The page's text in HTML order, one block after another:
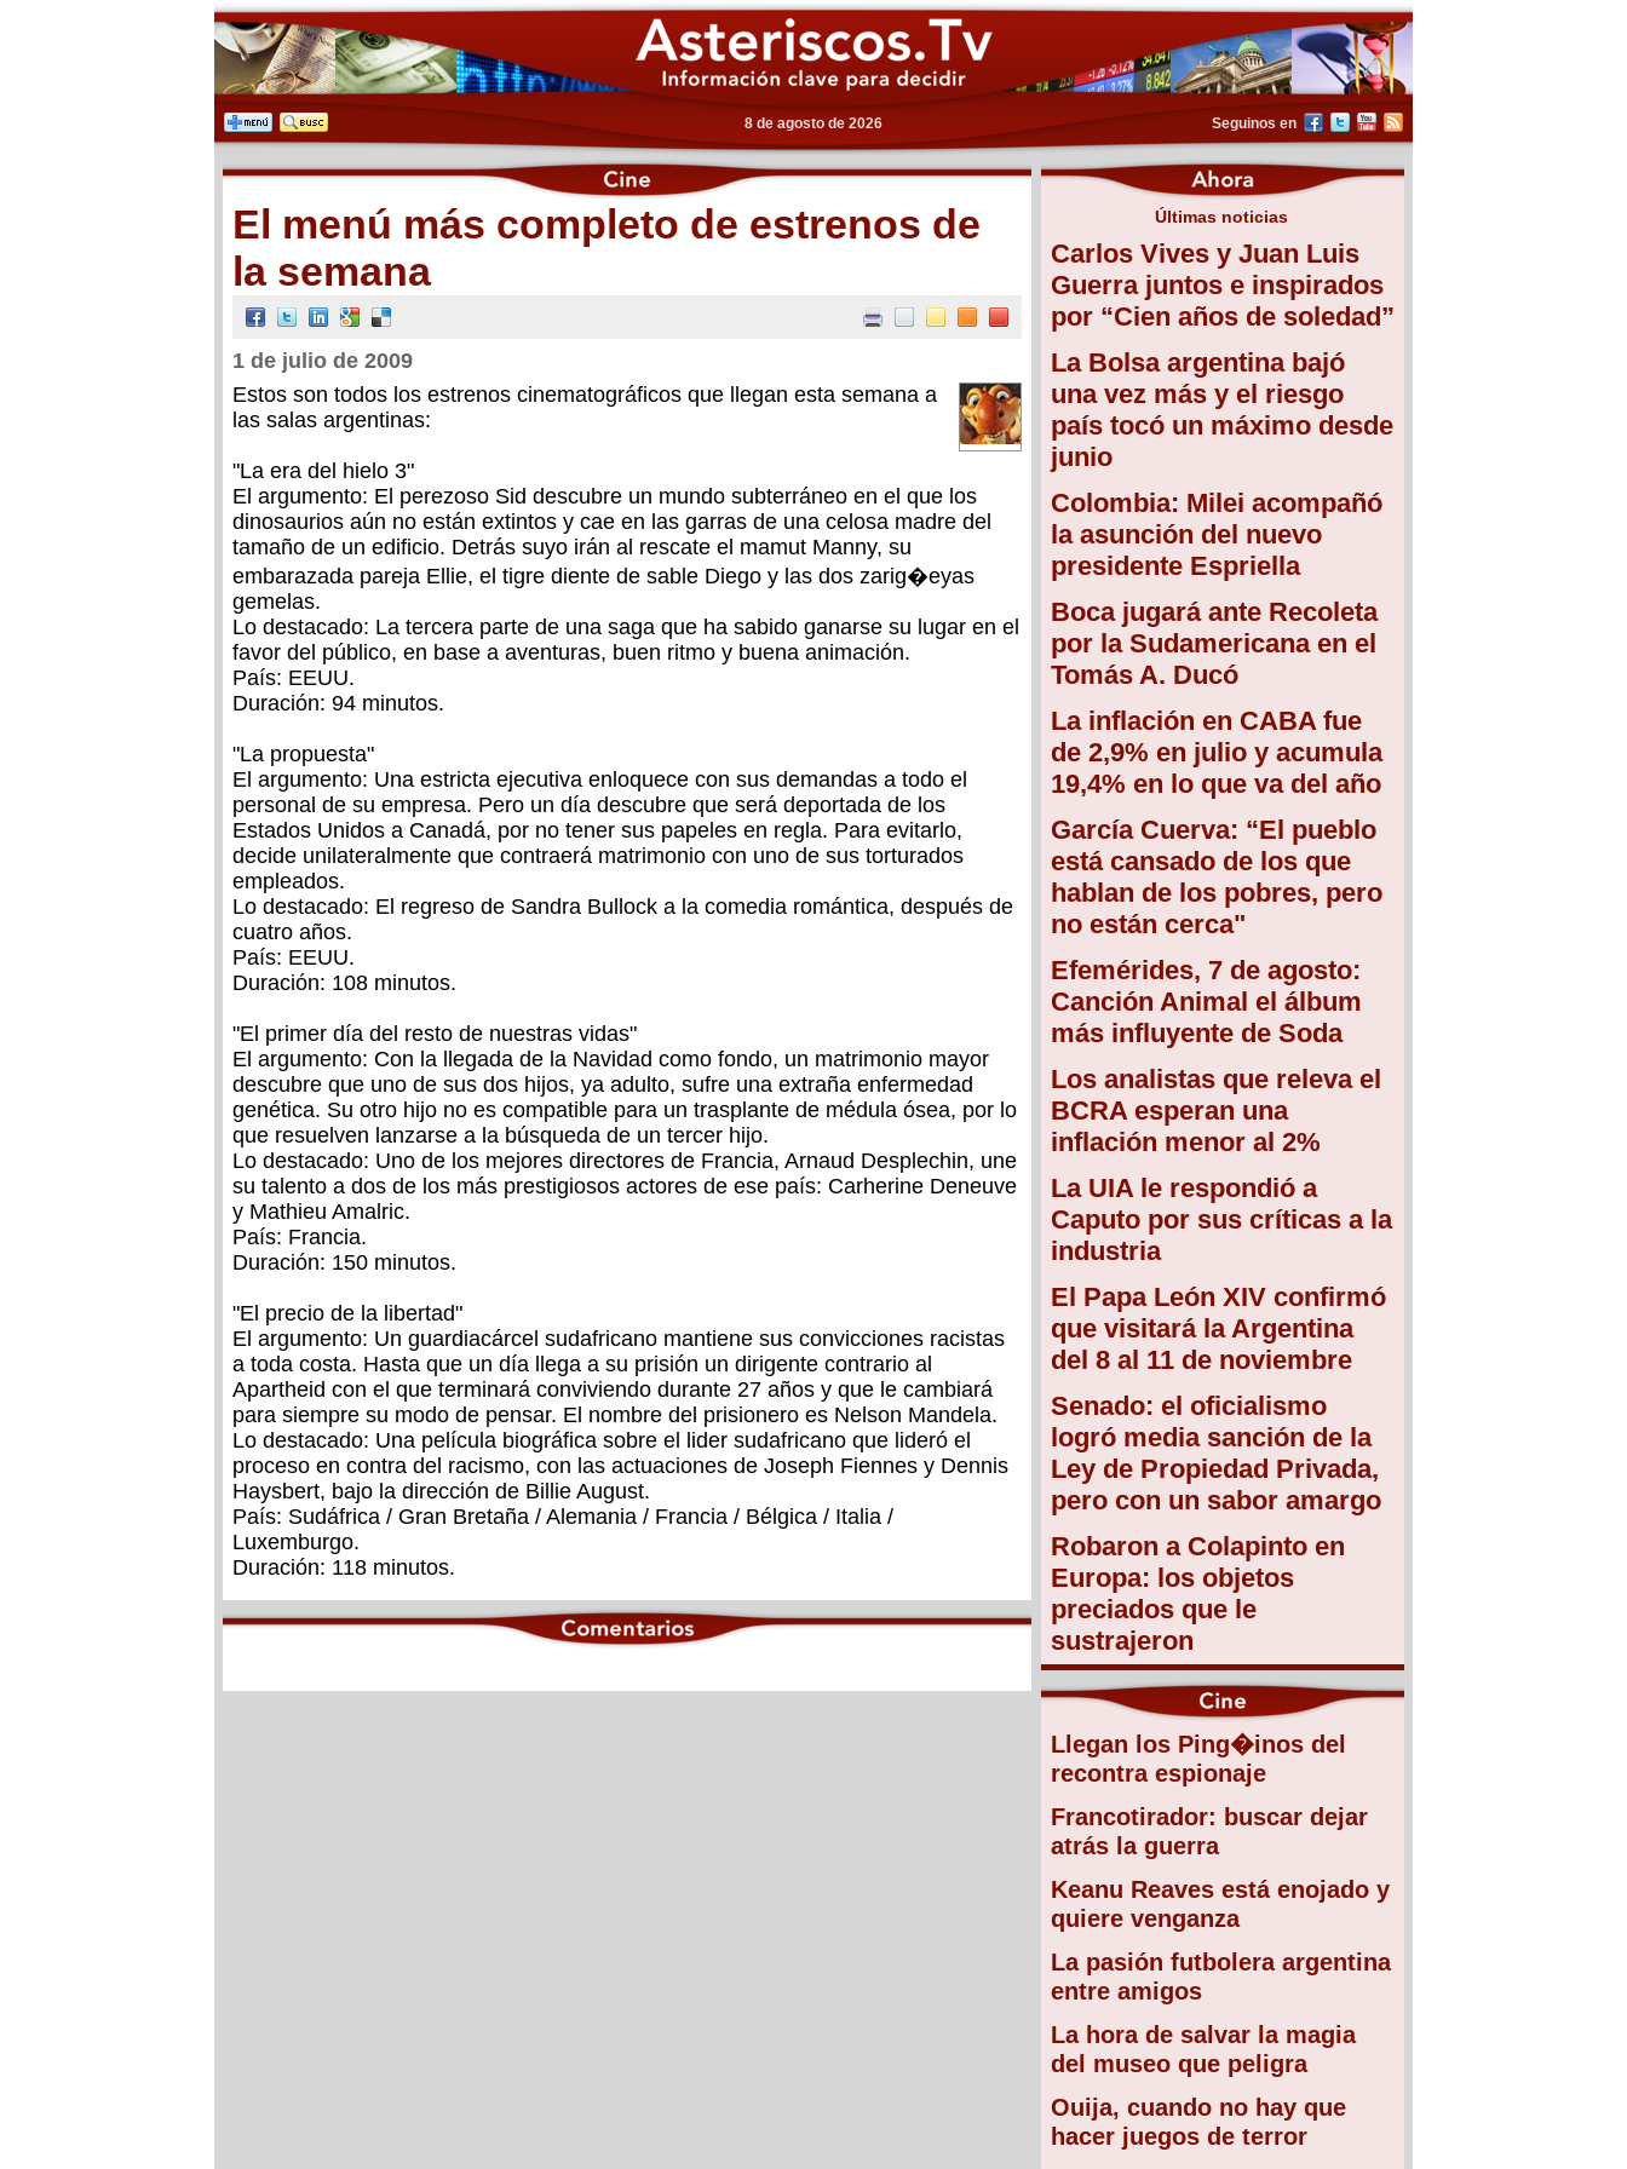
8 de agosto de 2026 Seguinos en
Últimas noticias
Carlos Vives y Juan Luis
Guerra juntos e inspirados
por “Cien años de soledad”
La Bolsa argentina bajó
una vez más y el riesgo
país tocó un máximo desde
junio
Colombia: Milei acompañó
la asunción del nuevo
presidente Espriella
Boca jugará ante Recoleta
por la Sudamericana en el
Tomás A. Ducó
La inflación en CABA fue
de 2,9% en julio y acumula
19,4% en lo que va del año
García Cuerva: “El pueblo
está cansado de los que
hablan de los pobres, pero
no están cerca"
Efemérides, 7 de agosto:
Canción Animal el álbum
más influyente de Soda
Los analistas que releva el
BCRA esperan una
inflación menor al 2%
La UIA le respondió a
Caputo por sus críticas a la
industria
El Papa León XIV confirmó
que visitará la Argentina
del 8 al 11 de noviembre
Senado: el oficialismo
logró media sanción de la
Ley de Propiedad Privada,
pero con un sabor amargo
Robaron a Colapinto en
Europa: los objetos
preciados que le
sustrajeron
Llegan los Ping�inos del
recontra espionaje
Francotirador: buscar dejar
atrás la guerra
Keanu Reaves está enojado y
quiere venganza
La pasión futbolera argentina
entre amigos
La hora de salvar la magia
del museo que peligra
Ouija, cuando no hay que
hacer juegos de terror
El menú más completo de estrenos de
la semana
1 de julio de 2009
Estos son todos los estrenos cinematográficos que llegan esta semana a
las salas argentinas:
"La era del hielo 3"
El argumento: El perezoso Sid descubre un mundo subterráneo en el que los
dinosaurios aún no están extintos y cae en las garras de una celosa madre del
tamaño de un edificio. Detrás suyo irán al rescate el mamut Manny, su
embarazada pareja Ellie, el tigre diente de sable Diego y las dos zarig�eyas
gemelas.
Lo destacado: La tercera parte de una saga que ha sabido ganarse su lugar en el
favor del público, en base a aventuras, buen ritmo y buena animación.
País: EEUU.
Duración: 94 minutos.
"La propuesta"
El argumento: Una estricta ejecutiva enloquece con sus demandas a todo el
personal de su empresa. Pero un día descubre que será deportada de los
Estados Unidos a Canadá, por no tener sus papeles en regla. Para evitarlo,
decide unilateralmente que contraerá matrimonio con uno de sus torturados
empleados.
Lo destacado: El regreso de Sandra Bullock a la comedia romántica, después de
cuatro años.
País: EEUU.
Duración: 108 minutos.
"El primer día del resto de nuestras vidas"
El argumento: Con la llegada de la Navidad como fondo, un matrimonio mayor
descubre que uno de sus dos hijos, ya adulto, sufre una extraña enfermedad
genética. Su otro hijo no es compatible para un trasplante de médula ósea, por lo
que resuelven lanzarse a la búsqueda de un tercer hijo.
Lo destacado: Uno de los mejores directores de Francia, Arnaud Desplechin, une
su talento a dos de los más prestigiosos actores de ese país: Carherine Deneuve
y Mathieu Amalric.
País: Francia.
Duración: 150 minutos.
"El precio de la libertad"
El argumento: Un guardiacárcel sudafricano mantiene sus convicciones racistas
a toda costa. Hasta que un día llega a su prisión un dirigente contrario al
Apartheid con el que terminará conviviendo durante 27 años y que le cambiará
para siempre su modo de pensar. El nombre del prisionero es Nelson Mandela.
Lo destacado: Una película biográfica sobre el lider sudafricano que lideró el
proceso en contra del racismo, con las actuaciones de Joseph Fiennes y Dennis
Haysbert, bajo la dirección de Billie August.
País: Sudáfrica / Gran Bretaña / Alemania / Francia / Bélgica / Italia /
Luxemburgo.
Duración: 118 minutos.